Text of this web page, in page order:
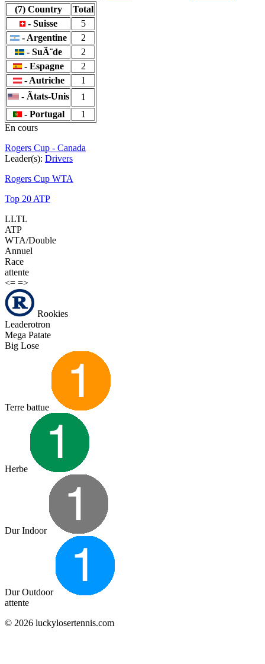
(7) Country
Total
- Suisse
5
- Argentine
2
- SuÃ¨de
2
- Espagne
2
- Autriche
1
- Ãtats-Unis
1
- Portugal
1
En cours
Rogers Cup - Canada
Leader(s): Drivers
Rogers Cup WTA
Top 20 ATP
LLTL
ATP
WTA/Double
Annuel
Race
attente
<= =>
Rookies
Leaderotron
Mega Patate
Big Lose
Terre battue
Herbe
Dur Indoor
Dur Outdoor
attente
© 2026 luckylosertennis.com